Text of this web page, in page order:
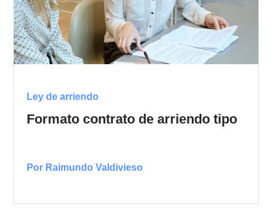
Ley de arriendo
Formato contrato de arriendo tipo
Por Raimundo Valdivieso